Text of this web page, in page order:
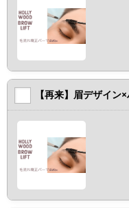
【再来】眉デザイン